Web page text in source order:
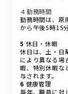
４勤務時間
勤務時間は、原
から午後5時15
5 休日・休暇
休日は、土・日
により異なる場
暇、特別休暇な
与されます。
6 健康管理
毎年、職員に対